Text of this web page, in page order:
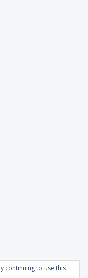
continuing to use this